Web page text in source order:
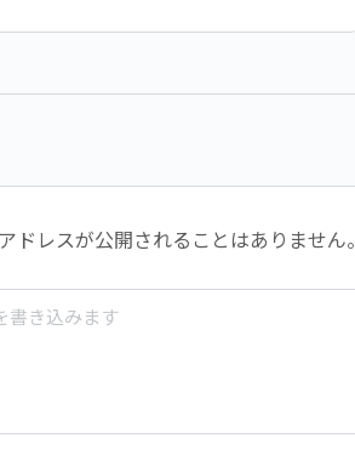
ドレスが公開されることはありません。